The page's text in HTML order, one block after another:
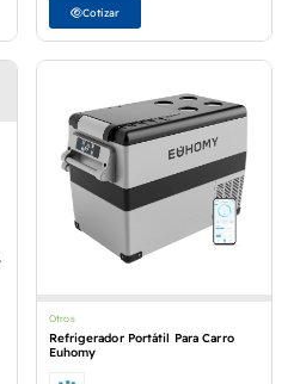
Cotizar
Otros
Refrigerador Portátil Para Carro
Euhomy